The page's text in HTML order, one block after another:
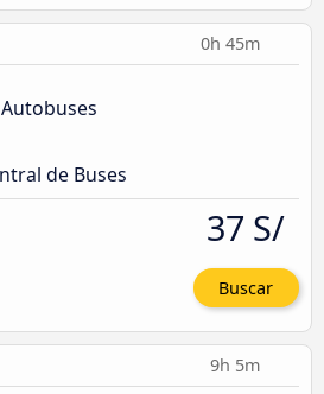
0h 45m
de Buses
37 S/
Buscar
9h 5m